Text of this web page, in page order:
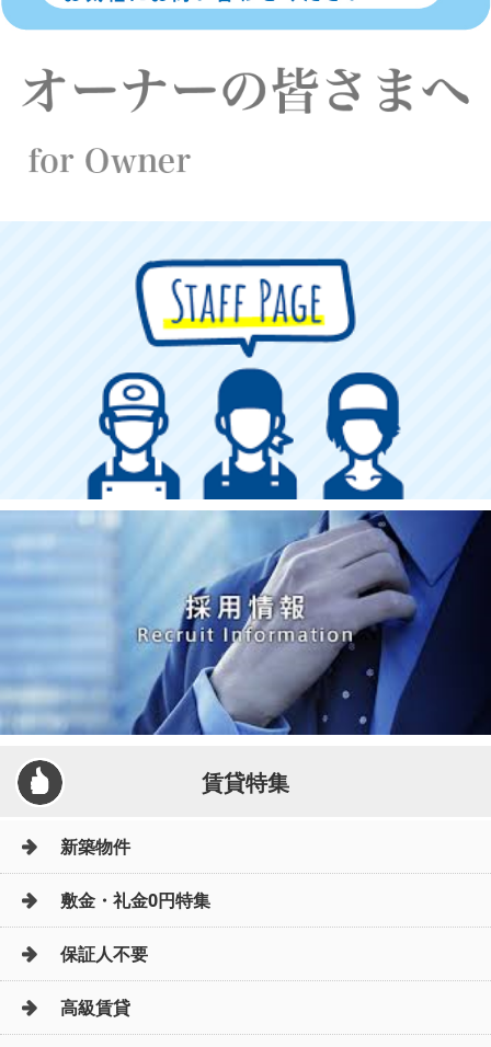
賃貸特集
新築物件
敷金・礼金0円特集
保証人不要
高級賃貸